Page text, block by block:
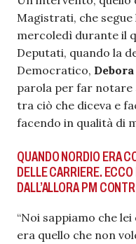
Magistrati, che
mercoledì durante il
Deputati, quando la
Democratico,
parola per far notare
tra ciò che diceva e
facendo in qualità di
QUANDO NORDIO ERA
DELLE CARRIERE. ECCO
DALL’ALLORA PM
“Noi sappiamo che
era quello che non